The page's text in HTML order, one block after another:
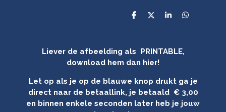
D
D
S
e
D
Liever de afbeelding als PRINTABLE,
download hem dan hier!
Let op als je op de blauwe knop drukt ga je
direct naar de betaallink, je betaald € 3,00
en binnen enkele seconden later heb je jouw